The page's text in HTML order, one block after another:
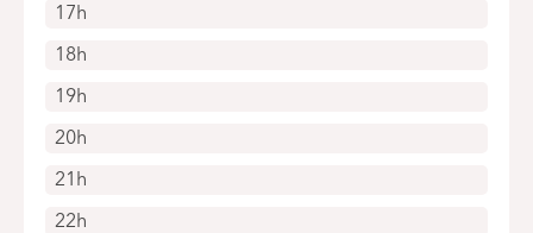
17h
18h
19h
20h
21h
22h